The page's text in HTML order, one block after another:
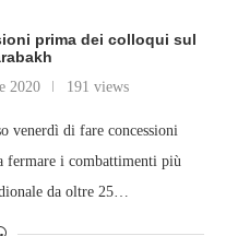
prima dei colloqui sul
2020 191 views
venerdì di fare concessioni
fermare i combattimenti più
da oltre 25…